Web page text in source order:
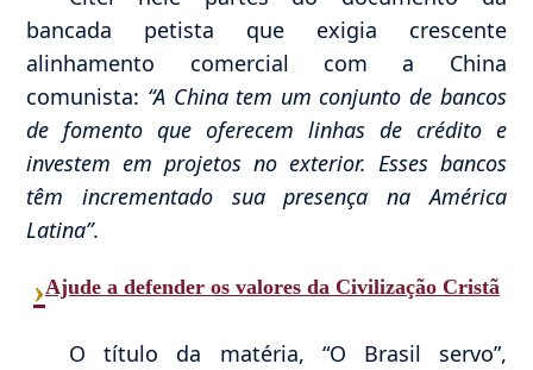
bancada petista que exigia crescente
alinhamento comercial com a China
comunista: “A China tem um conjunto de bancos
de fomento que oferecem linhas de crédito e
investem em projetos no exterior. Esses bancos
têm incrementado sua presença na América
Latina”.
›Ajude a defender os valores da Civilização Cristã
O título da matéria, “O Brasil servo”,